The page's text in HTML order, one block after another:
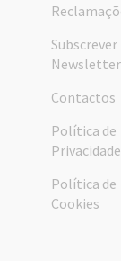
Subscrever
Newsletter
Contactos
Política de
Privacidade
Política de
Cookies